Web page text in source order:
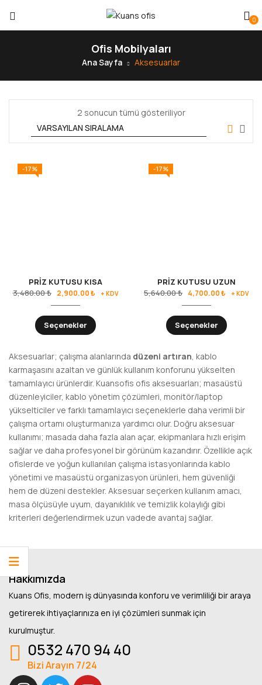
0
Ofis Mobilyaları
Ana Sayfa Aksesuarlar
2 sonucun tümü gösteriliyor
-17%
PRİZ KUTUSU KISA
3,480.00₺ 2,900.00₺ + KDV
Seçenekler
-17%
PRİZ KUTUSU UZUN
5,640.00₺ 4,700.00₺ + KDV
Seçenekler
Aksesuarlar; çalışma alanlarında düzeni artıran, kablo
karmaşasını azaltan ve günlük kullanım konforunu yükselten
tamamlayıcı ürünlerdir. Kuansofis ofis aksesuarları; masaüstü
düzenleyiciler, kablo yönetim çözümleri, monitör/laptop
yükselticiler ve farklı tamamlayıcı seçeneklerle daha verimli bir
çalışma ortamı oluşturmanıza yardımcı olur. Doğru aksesuar
kullanımı; masada daha fazla alan açar, ekipmanlara hızlı erişim
sağlar ve daha profesyonel bir görünüm kazandırır. Özellikle açık
ofislerde ve yoğun kullanılan çalışma istasyonlarında kablo
yönetimi ve masaüstü organizasyon ürünleri, hem güvenliği
hem de düzeni destekler. Aksesuar seçerken kullanım amacı,
masa ölçüsüyle uyum, dayanıklılık ve temizlik kolaylığı gibi
kriterleri değerlendirmek uzun vadede avantaj sağlar.
Hakkımızda
Kuans Ofis, modern iş dünyasında konforu ve verimliliği bir araya
getirerek ihtiyaçlarınıza en iyi çözümleri sunmak için
kurulmuştur.
0532 470 94 40
Bizi Arayın 7/24